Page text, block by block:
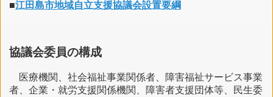
■江田島市地域自立支援協議会設置要綱
協議会委員の構成
医療機関、社会福祉事業関係者、障害福祉サービス事業
者、企業・就労支援関係機関、障害者支援団体等、民生委